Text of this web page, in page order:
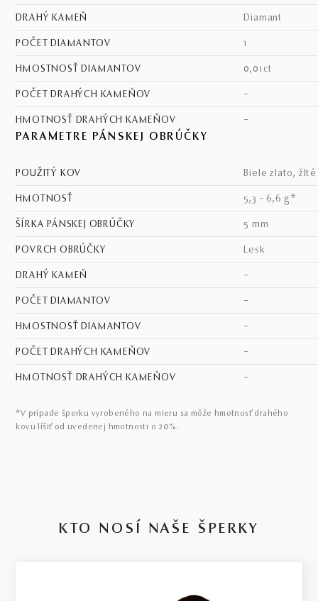
DRAHÝ KAMEŇ diamant
POČET DIAMANTOV 1
HMOSTNOSŤ DIAMANTOV 0,01ct
POČET DRAHÝCH KAMEŇOV –
HMOTNOSŤ DRAHÝCH KAMEŇOV –
PARAMETRE PÁNSKEJ OBRÚČKY
POUŽITÝ KOV biele zlato,
HMOTNOSŤ 5,3 - 6,6 g*
ŠÍRKA PÁNSKEJ OBRÚČKY 5 mm
POVRCH OBRÚČKY lesk
DRAHÝ KAMEŇ –
POČET DIAMANTOV –
HMOSTNOSŤ DIAMANTOV –
POČET DRAHÝCH KAMEŇOV –
HMOTNOSŤ DRAHÝCH KAMEŇOV –
*V prípade šperku vyrobeného na mieru sa môže hmotnosť drahého
kovu líšiť od uvedenej hmotnosti o 20%.
KTO NOSÍ NAŠE ŠPERKY